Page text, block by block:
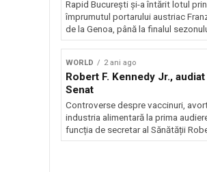
Rapid București și-a întărit lotul prin
împrumutul portarului austriac
de la Genoa, până la finalul
WORLD 2 ani ago
Robert F. Kennedy Jr., audiat
Senat
Controverse despre vaccinuri,
industria alimentară la prima
funcția de secretar al Sănătății